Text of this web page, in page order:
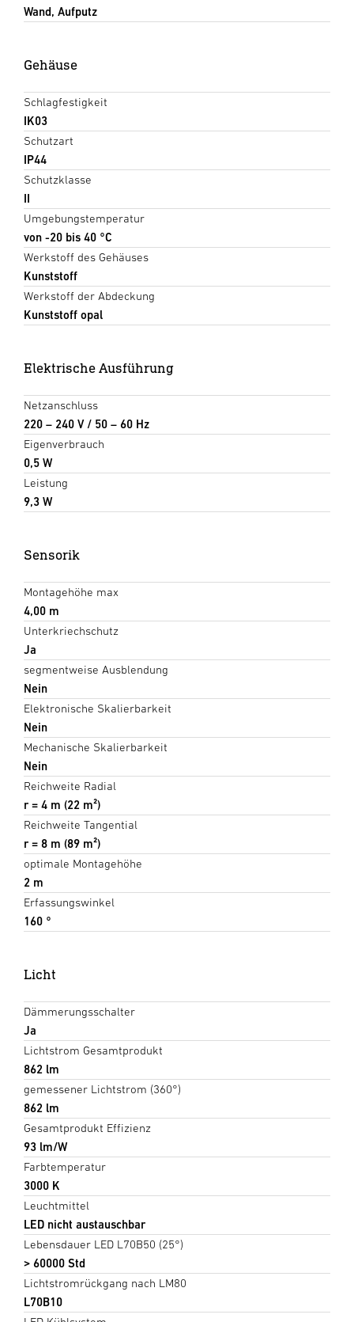
Wand, Aufputz
Gehäuse
Schlagfestigkeit
IK03
Schutzart
IP44
Schutzklasse
II
Umgebungstemperatur
von -20 bis 40 °C
Werkstoff des Gehäuses
Kunststoff
Werkstoff der Abdeckung
Kunststoff opal
Elektrische Ausführung
Netzanschluss
220 – 240 V / 50 – 60 Hz
Eigenverbrauch
0,5 W
Leistung
9,3 W
Sensorik
Montagehöhe max
4,00 m
Unterkriechschutz
Ja
segmentweise Ausblendung
Nein
Elektronische Skalierbarkeit
Nein
Mechanische Skalierbarkeit
Nein
Reichweite Radial
r = 4 m (22 m²)
Reichweite Tangential
r = 8 m (89 m²)
optimale Montagehöhe
2 m
Erfassungswinkel
160 °
Licht
Dämmerungsschalter
Ja
Lichtstrom Gesamtprodukt
862 lm
gemessener Lichtstrom (360°)
862 lm
Gesamtprodukt Effizienz
93 lm/W
Farbtemperatur
3000 K
Leuchtmittel
LED nicht austauschbar
Lebensdauer LED L70B50 (25°)
> 60000 Std
Lichtstromrückgang nach LM80
L70B10